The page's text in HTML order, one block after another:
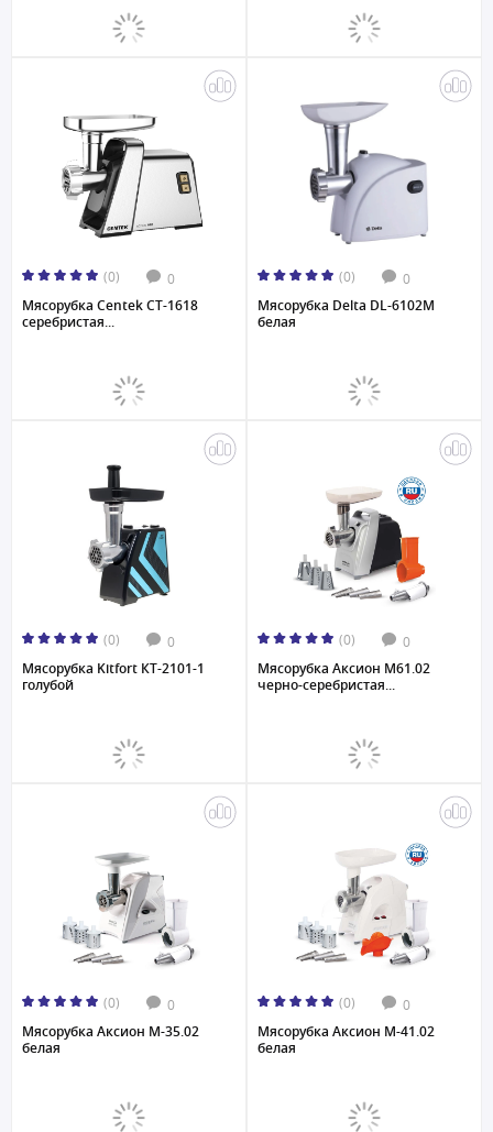
(0) 0
Мясорубка Centek CT-1618
серебристая...
(0) 0
Мясорубка Delta DL-6102M
белая
(0) 0
Мясорубка Kitfort КТ-2101-1
голубой
(0) 0
Мясорубка Аксион М61.02
черно-серебристая...
(0) 0
Мясорубка Аксион M-35.02
белая
(0) 0
Мясорубка Аксион M-41.02
белая